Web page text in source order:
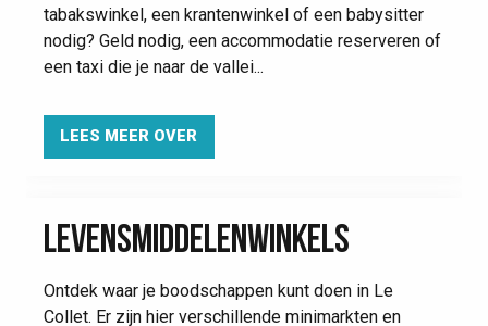
tabakswinkel, een krantenwinkel of een babysitter
nodig? Geld nodig, een accommodatie reserveren of
een taxi die je naar de vallei...
LEES MEER OVER
LEVENSMIDDELENWINKELS
Ontdek waar je boodschappen kunt doen in Le
Collet. Er zijn hier verschillende minimarkten en